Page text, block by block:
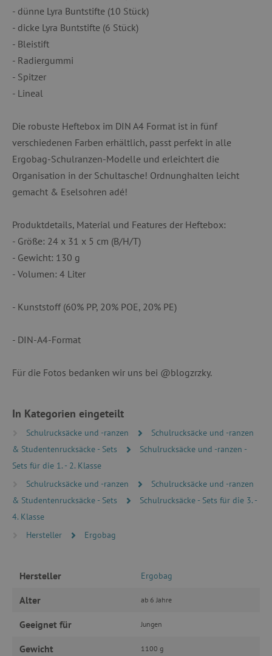
- dünne Lyra Buntstifte (10 Stück)
- dicke Lyra Buntstifte (6 Stück)
- Bleistift
- Radiergummi
- Spitzer
- Lineal
Die robuste Heftebox im DIN A4 Format ist in fünf
verschiedenen Farben erhältlich, passt perfekt in alle
Ergobag-Schulranzen-Modelle und erleichtert die
Organisation in der Schultasche! Ordnunghalten leicht
gemacht & Eselsohren adé!
Produktdetails, Material und Features der Heftebox:
- Größe: 24 x 31 x 5 cm (B/H/T)
- Gewicht: 130 g
- Volumen: 4 Liter
- Kunststoff (60% PP, 20% POE, 20% PE)
- DIN-A4-Format
Für die Fotos bedanken wir uns bei @blogzrzky.
In Kategorien eingeteilt
Schulrucksäcke und -ranzen
Schulrucksäcke und -ranzen
& Studentenrucksäcke - Sets
Schulrucksäcke und -ranzen -
Sets für die 1. - 2. Klasse
Schulrucksäcke und -ranzen
Schulrucksäcke und -ranzen
& Studentenrucksäcke - Sets
Schulrucksäcke - Sets für die 3. -
4. Klasse
Hersteller
Ergobag
Hersteller Ergobag
Alter ab 6 Jahre
Geeignet für Jungen
Gewicht 1100 g
Ohne die unbedingt erforderlichen Cookies
kann die Website nicht ordnungsgemäß
verwendet werden.
__cf_bm
Cloudflare Inc.
.vimeo.com
cjConsent
_lb_ccc .agathaswelt.de
product_filter_remember